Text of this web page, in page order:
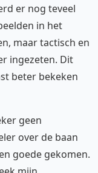
er nog teveel
in het
maar tactisch en
ingezeten. Dit
beter bekeken
geen
over de baan
goede gekomen.